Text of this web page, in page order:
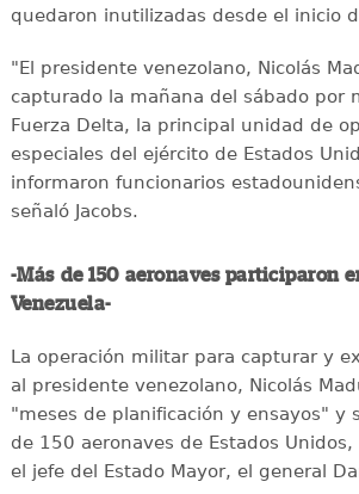
quedaron inutilizadas desde el inicio
"El presidente venezolano, Nicolás
capturado la mañana del sábado por
Fuerza Delta, la principal unidad de
especiales del ejército de Estados
informaron funcionarios
señaló Jacobs.
-Más de 150 aeronaves participaron
Venezuela-
La operación militar para capturar y
al presidente venezolano, Nicolás
"meses de planificación y ensayos" y
de 150 aeronaves de Estados
el jefe del Estado Mayor, el general